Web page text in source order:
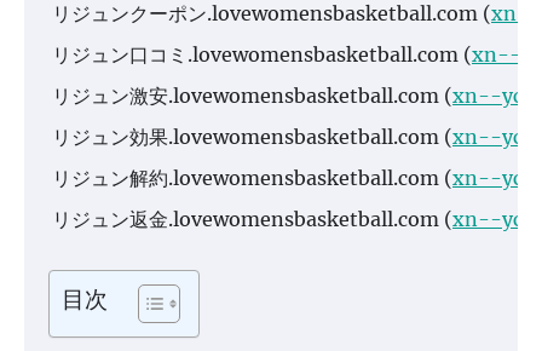
リジュンクーポン.lovewomensbasketball.com (xn--
リジュン口コミ.lovewomensbasketball.com (xn--
リジュン激安.lovewomensbasketball.com (xn--
リジュン効果.lovewomensbasketball.com (xn--
リジュン解約.lovewomensbasketball.com (xn--
リジュン返金.lovewomensbasketball.com (xn--
目次